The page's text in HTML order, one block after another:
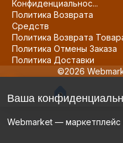
Конфиденциальнос...
Политика Возврата
Средств
Политика Возврата
Политика Отмены Заказа
Политика Доставки
©2026
Ваша
Webmarket —